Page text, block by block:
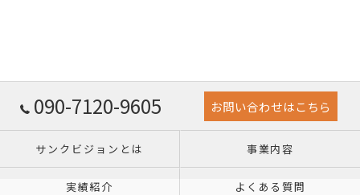
090-7120-9605 お問い合わせはこちら
サンクビジョンとは 事業内容
実績紹介 よくある質問